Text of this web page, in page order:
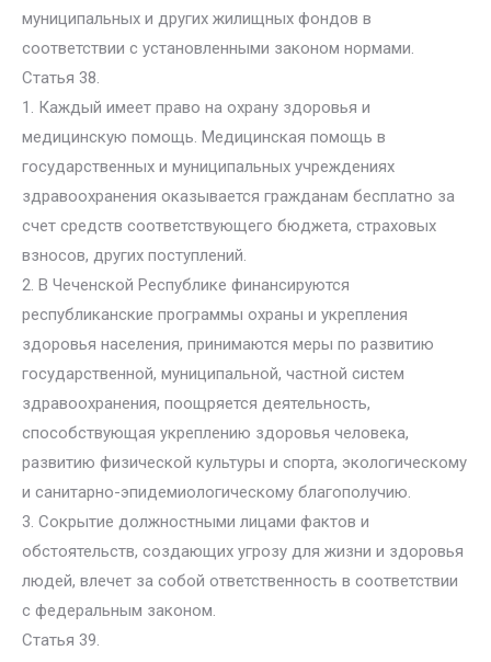
муниципальных и других жилищных фондов в
соответствии с установленными законом нормами.
Статья 38.
1. Каждый имеет право на охрану здоровья и
медицинскую помощь. Медицинская помощь в
государственных и муниципальных учреждениях
здравоохранения оказывается гражданам бесплатно за
счет средств соответствующего бюджета, страховых
взносов, других поступлений.
2. В Чеченской Республике финансируются
республиканские программы охраны и укрепления
здоровья населения, принимаются меры по развитию
государственной, муниципальной, частной систем
здравоохранения, поощряется деятельность,
способствующая укреплению здоровья человека,
развитию физической культуры и спорта, экологическому
и санитарно-эпидемиологическому благополучию.
3. Сокрытие должностными лицами фактов и
обстоятельств, создающих угрозу для жизни и здоровья
людей, влечет за собой ответственность в соответствии
с федеральным законом.
Статья 39.